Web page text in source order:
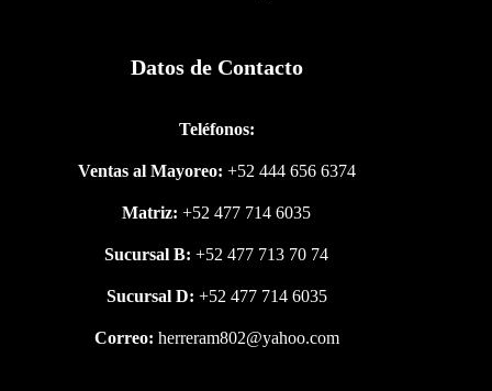
Datos de Contacto
Teléfonos:
Ventas al Mayoreo: +52 444 656 6374
Matriz: +52 477 714 6035
Sucursal B:+52 477 713 70 74
Sucursal D: +52 477 714 6035
Correo: herreram802@yahoo.com